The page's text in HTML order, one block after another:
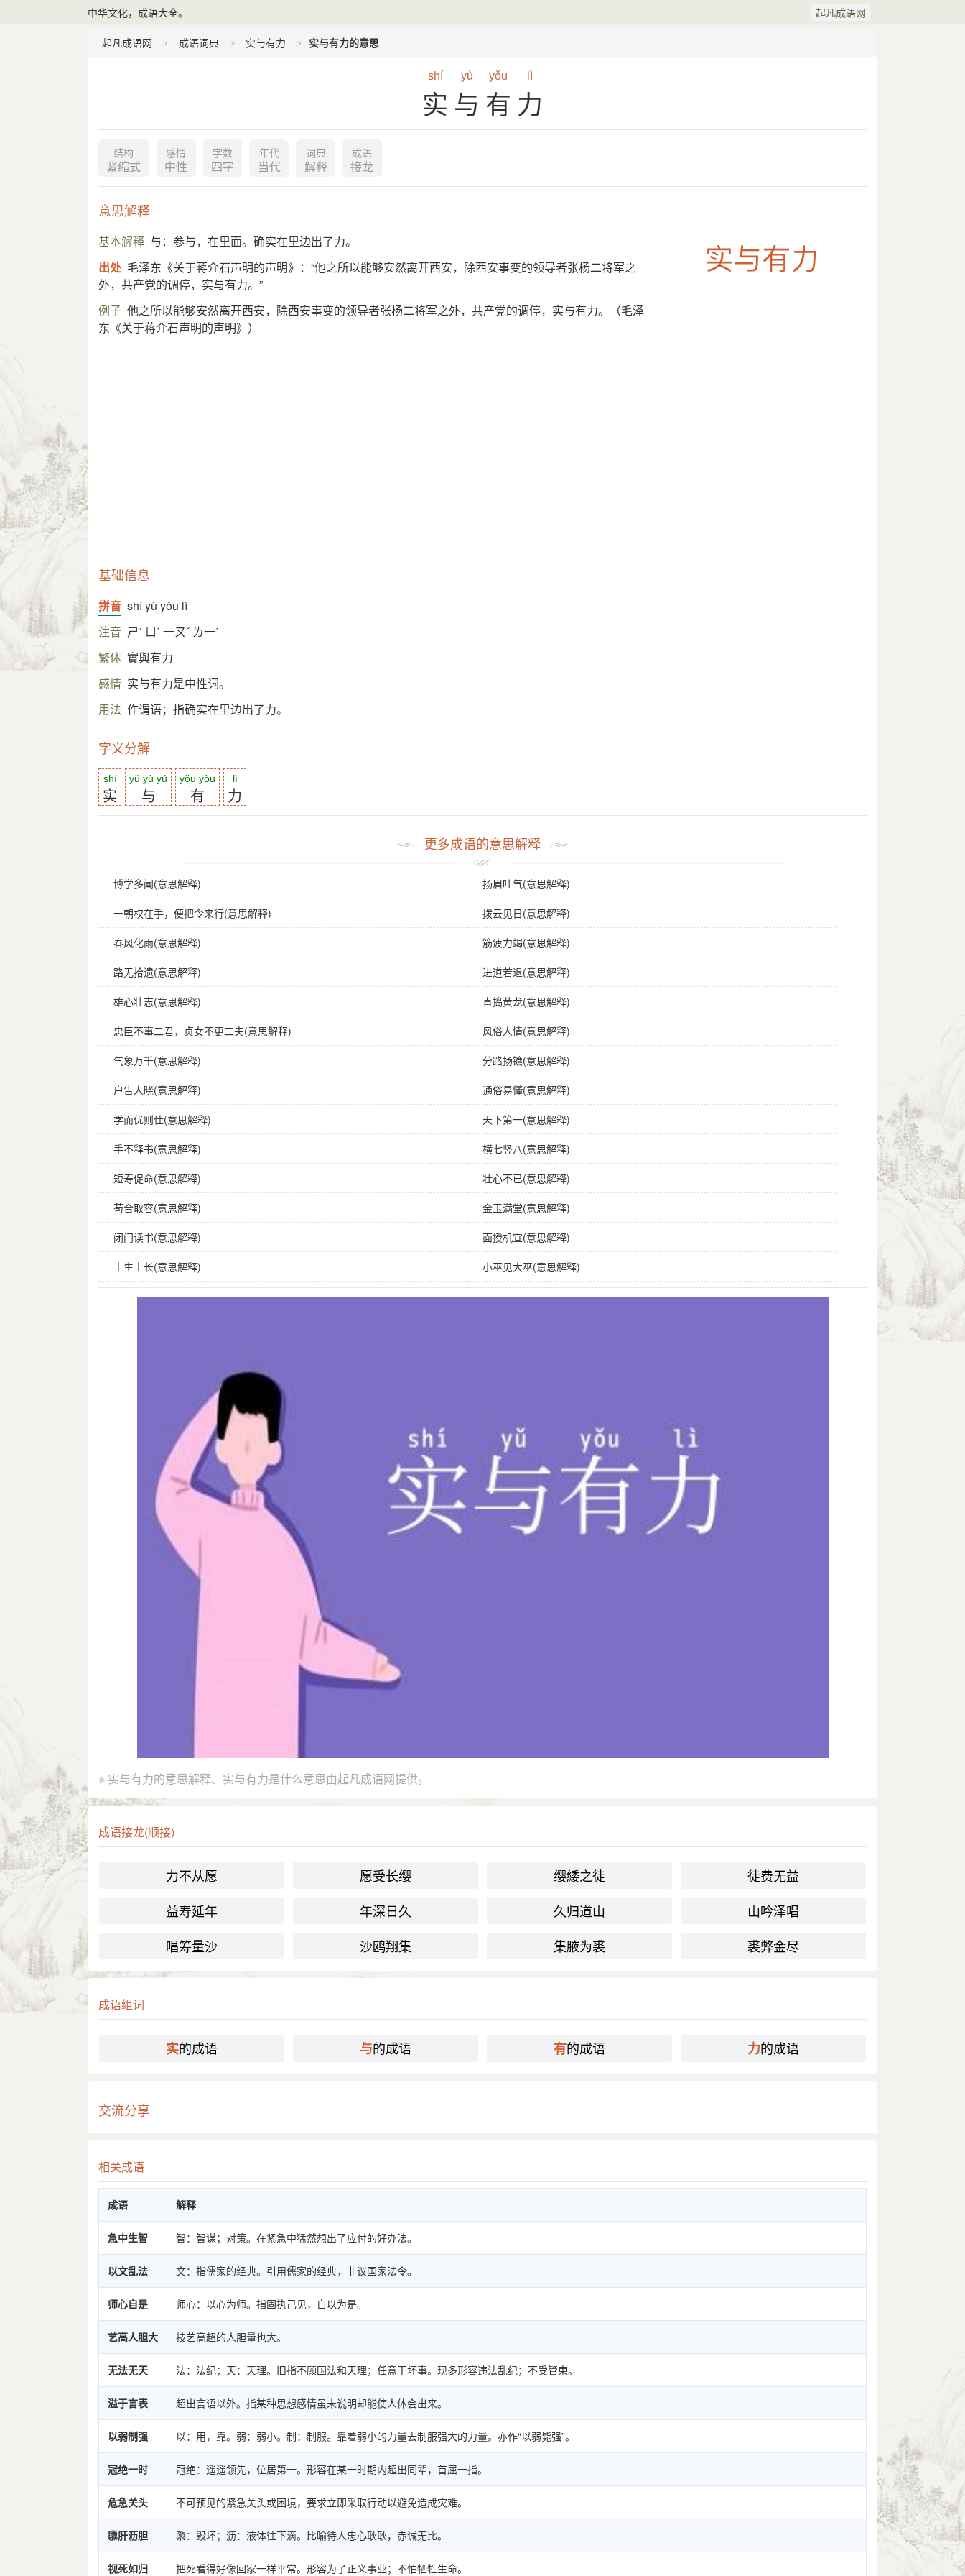
中华文化，成语大全。 起凡成语网
起凡成语网 成语词典 实与有力 实与有力的意思
shí yù yǒu lì
实与有力
结构
紧缩式
感情
中性
字数
四字
年代
当代
词典
解释
成语
接龙
意思解释
基本解释 与：参与，在里面。确实在里边出了力。
出处 毛泽东《关于蒋介石声明的声明》：“他之所以能够安然离开西安，除西安事变的领导者张杨二将军之
外，共产党的调停，实与有力。”
例子 他之所以能够安然离开西安，除西安事变的领导者张杨二将军之外，共产党的调停，实与有力。（毛泽
东《关于蒋介石声明的声明》）
基础信息
拼音 shí yù yǒu lì
注音 ㄕˊ ㄩˋ 一ㄡˇ ㄌ一ˋ
繁体 實與有力
感情 实与有力是中性词。
用法 作谓语；指确实在里边出了力。
字义分解
shí
实
yǔ yù yú
与
yǒu yòu
有
lì
力
更多成语的意思解释
博学多闻(意思解释) 扬眉吐气(意思解释)
一朝权在手，便把令来行(意思解释) 拨云见日(意思解释)
春风化雨(意思解释) 筋疲力竭(意思解释)
路无拾遗(意思解释) 进道若退(意思解释)
雄心壮志(意思解释) 直捣黄龙(意思解释)
忠臣不事二君，贞女不更二夫(意思解释) 风俗人情(意思解释)
气象万千(意思解释) 分路扬镳(意思解释)
户告人晓(意思解释) 通俗易懂(意思解释)
学而优则仕(意思解释) 天下第一(意思解释)
手不释书(意思解释) 横七竖八(意思解释)
短寿促命(意思解释) 壮心不已(意思解释)
苟合取容(意思解释) 金玉满堂(意思解释)
闭门读书(意思解释) 面授机宜(意思解释)
土生土长(意思解释) 小巫见大巫(意思解释)
※ 实与有力的意思解释、实与有力是什么意思由起凡成语网提供。
成语接龙(顺接)
力不从愿 愿受长缨 缨緌之徒
徒费无益
益寿延年
年深日久 久归道山
山吟泽唱
唱筹量沙
沙鸥翔集 集腋为裘 裘弊金尽
成语组词
实的成语 与的成语 有的成语 力的成语
交流分享
相关成语
成语 解释
急中生智 智：智谋；对策。在紧急中猛然想出了应付的好办法。
以文乱法 文：指儒家的经典。引用儒家的经典，非议国家法令。
师心自是 师心：以心为师。指固执己见，自以为是。
艺高人胆大 技艺高超的人胆量也大。
无法无天 法：法纪；天：天理。旧指不顾国法和天理；任意干坏事。现多形容违法乱纪；不受管束。
溢于言表 超出言语以外。指某种思想感情虽未说明却能使人体会出来。
以弱制强 以：用，靠。弱：弱小。制：制服。靠着弱小的力量去制服强大的力量。亦作“以弱毙强”。
冠绝一时 冠绝：遥遥领先，位居第一。形容在某一时期内超出同辈，首屈一指。
危急关头 不可预见的紧急关头或困境，要求立即采取行动以避免造成灾难。
隳肝沥胆 隳：毁坏；沥：液体往下滴。比喻待人忠心耿耿，赤诚无比。
视死如归 把死看得好像回家一样平常。形容为了正义事业；不怕牺牲生命。